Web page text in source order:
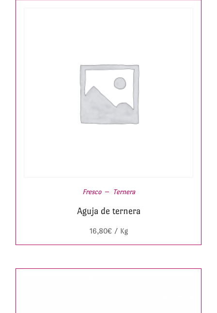
Fresco Ternera
Aguja de ternera
16,80€/ Kg